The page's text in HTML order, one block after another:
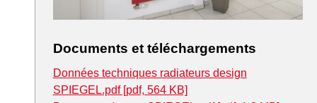
Documents et téléchargements
Données techniques radiateurs design
SPIEGEL.pdf [pdf, 564 KB]